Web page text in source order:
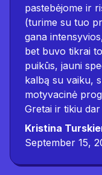
pastebėjome ir
(turime su tuo
gana
bet buvo tikrai
puikūs, jauni
kalbą su vaiku,
motyvacinė
Gretai ir tikiu
Kristina
September 15,